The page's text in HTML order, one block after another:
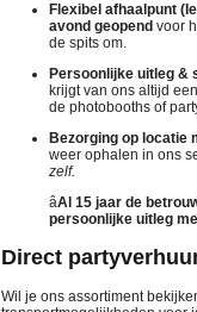
Flexibel afhaalpunt
avond geopend voor
de spits om.
Persoonlijke uitleg &
krijgt van ons altijd een
de photobooths of
Bezorging op locatie
weer ophalen in ons
zelf.
â­Al 15 jaar de
persoonlijke uitleg
Direct
Wil je ons assortiment